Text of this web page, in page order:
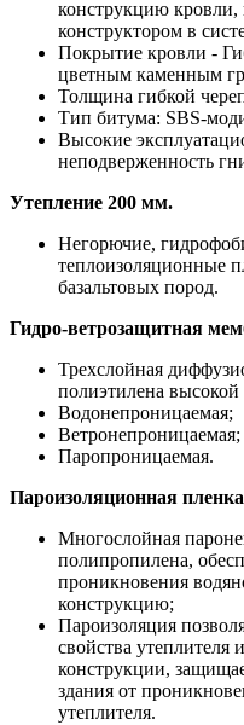
конструкцию
конструктором в
Покрытие кровли -
цветным каменным
Толщина гибкой
Тип битума: SBS-
Высокие
неподверженность
Утепление 200 мм.
Негорючие,
теплоизоляционные
базальтовых пород.
Гидро-ветрозащитная
Трехслойная
полиэтилена высокой
Водонепроницаемая;
Ветронепроницаемая;
Паропроницаемая.
Пароизоляционная
Многослойная
полипропилена,
проникновения
конструкцию;
Пароизоляция
свойства утеплителя
конструкции,
здания от
утеплителя.